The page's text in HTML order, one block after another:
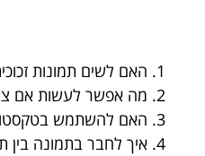
האם לשים תמונות
מה אפשר לעשות אם
האם להשתמש
איך לחבר בתמונה בין